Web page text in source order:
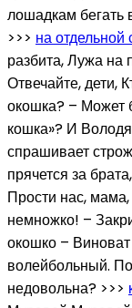
лошадкам
>>> на отдельной
разбита, Лужа на
Отвечайте, дети,
окошка? – Может
кошка»? И
спрашивает
прячется за
Прости нас,
немножко! –
окошко –
волейбольный.
недовольна? >>>